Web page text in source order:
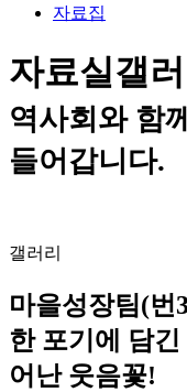
자료집
자료실갤
역사회와 함
들어갑니다.
갤러리
마을성장팀(번
한 포기에 담긴
어난 웃음꽃!